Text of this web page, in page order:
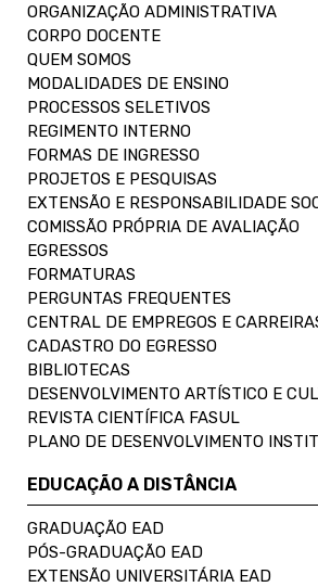
ORGANIZAÇÃO ADMINISTRATIVA
CORPO DOCENTE
QUEM SOMOS
MODALIDADES DE ENSINO
PROCESSOS SELETIVOS
REGIMENTO INTERNO
FORMAS DE INGRESSO
PROJETOS E PESQUISAS
EXTENSÃO E RESPONSABILIDADE
COMISSÃO PRÓPRIA DE AVALIAÇÃO
EGRESSOS
FORMATURAS
PERGUNTAS FREQUENTES
CENTRAL DE EMPREGOS E
CADASTRO DO EGRESSO
BIBLIOTECAS
DESENVOLVIMENTO ARTÍSTICO E
REVISTA CIENTÍFICA FASUL
PLANO DE DESENVOLVIMENTO
EDUCAÇÃO A DISTÂNCIA
GRADUAÇÃO EAD
PÓS-GRADUAÇÃO EAD
EXTENSÃO UNIVERSITÁRIA EAD